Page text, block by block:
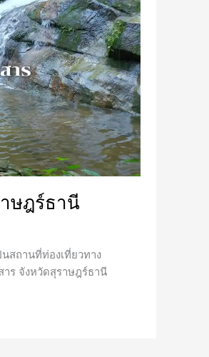
ษฎร์ธานี
สถานที่ท่องเที่ยวทาง
ร จังหวัดสุราษฎร์ธานี